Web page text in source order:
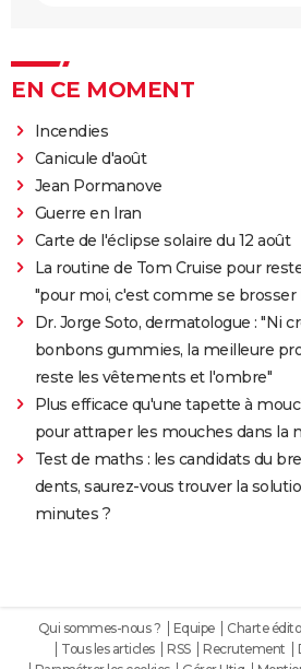
EN CE MOMENT
Incendies
Canicule d'août
Jean Pormanove
Guerre en Iran
Carte de l'éclipse solaire du 12 août
La routine de Tom Cruise pour
"pour moi, c'est comme se brosser
Dr. Jorge Soto, dermatologue : "Ni
bonbons gummies, la meilleure
reste les vêtements et l'ombre"
Plus efficace qu'une tapette à
pour attraper les mouches dans la
Test de maths : les candidats du
dents, saurez-vous trouver la
minutes ?
Qui sommes-nous ? Equipe Charte
Tous les articles
RSS Recrutement